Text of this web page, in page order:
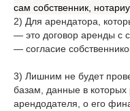
сам собственник,
2) Для арендатора,
— это договор аренды с
— согласие
3) Лишним не будет
базам, данные в которых
арендодателя, о его